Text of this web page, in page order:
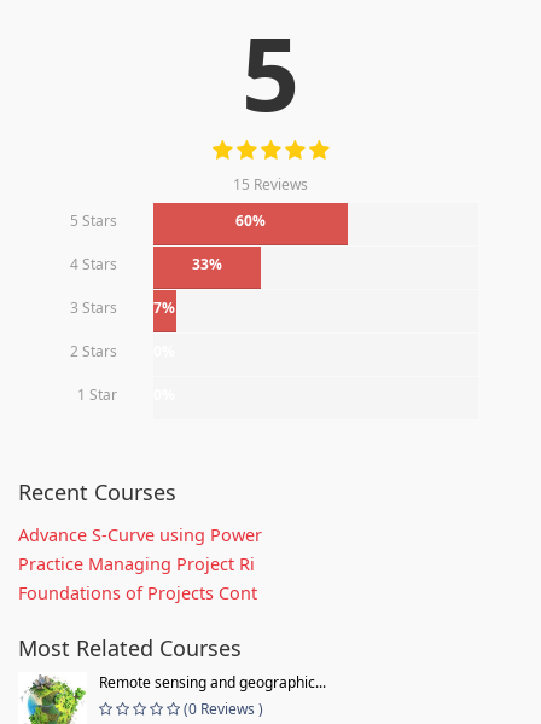
5
15 Reviews
5 Stars
60%
4 Stars 33%
3 Stars 7%
2 Stars
1 Star
Recent Courses
Advance S-Curve using Power
Practice Managing Project Ri
Foundations of Projects Cont
Most Related Courses
Remote sensing and geographic...
(0 Reviews )